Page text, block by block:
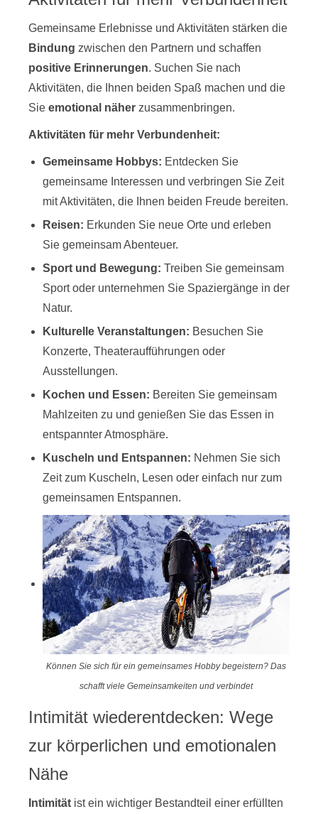
Gemeinsame Erlebnisse und Aktivitäten stärken die
Bindung zwischen den Partnern und schaffen
positive Erinnerungen. Suchen Sie nach
Aktivitäten, die Ihnen beiden Spaß machen und die
Sie emotional näher zusammenbringen.
Aktivitäten für mehr Verbundenheit:
Gemeinsame Hobbys: Entdecken Sie
gemeinsame Interessen und verbringen Sie Zeit
mit Aktivitäten, die Ihnen beiden Freude bereiten.
Reisen: Erkunden Sie neue Orte und erleben
Sie gemeinsam Abenteuer.
Sport und Bewegung: Treiben Sie gemeinsam
Sport oder unternehmen Sie Spaziergänge in der
Natur.
Kulturelle Veranstaltungen: Besuchen Sie
Konzerte, Theateraufführungen oder
Ausstellungen.
Kochen und Essen: Bereiten Sie gemeinsam
Mahlzeiten zu und genießen Sie das Essen in
entspannter Atmosphäre.
Kuscheln und Entspannen: Nehmen Sie sich
Zeit zum Kuscheln, Lesen oder einfach nur zum
gemeinsamen Entspannen.
Können Sie sich für ein gemeinsames Hobby begeistern? Das
schafft viele Gemeinsamkeiten und verbindet
Intimität wiederentdecken: Wege
zur körperlichen und emotionalen
Nähe
Intimität ist ein wichtiger Bestandteil einer erfüllten